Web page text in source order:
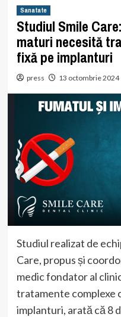
Sanatate
Studiul Smile
maturi necesită
fixă pe implanturi
press 13 octombrie 2024
Studiul realizat de
Care, propus și
medic fondator al
tratamente complexe
implanturi, arată că 8